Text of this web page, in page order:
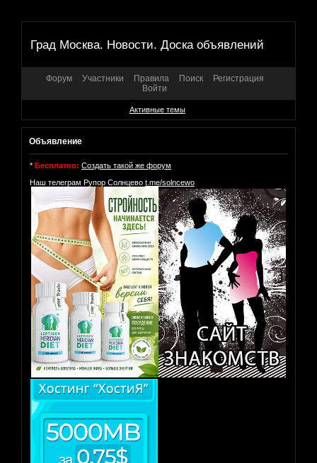
Град Москва. Новости. Доска объявлений
Форум Участники Правила Поиск
Регистрация
Войти
Активные темы
Объявление
* Бесплатно: Создать такой же форум
Наш телеграм Рупор Солнцево t.me/solncewo